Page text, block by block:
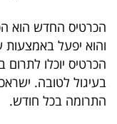
ניוזלטרים
מייל
הכרטיס החדש הוא
והוא יפעל באמצעות
הכרטיס יוכלו
בעיגול לטובה.
התרומה בכל חודש.